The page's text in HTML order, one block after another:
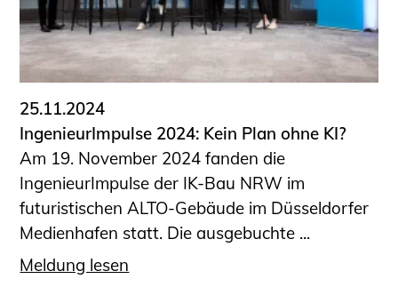
25.11.2024
IngenieurImpulse 2024: Kein Plan ohne KI?
Am 19. November 2024 fanden die
IngenieurImpulse der IK-Bau NRW im
futuristischen ALTO-Gebäude im Düsseldorfer
Medienhafen statt. Die ausgebuchte ...
Meldung lesen